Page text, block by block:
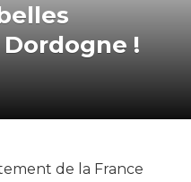
!
de la France